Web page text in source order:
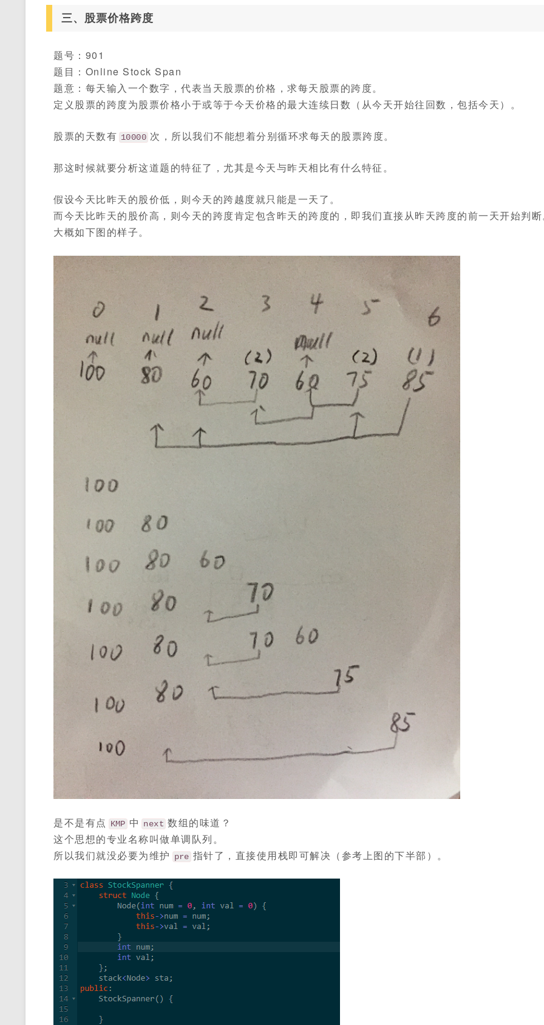
三、股票价格跨度
题号：901
题目：Online Stock Span
题意：每天输入一个数字，代表当天股票的价格，求每天股票的跨度。
定义股票的跨度为股票价格小于或等于今天价格的最大连续日数（从今天开始往回数，包括今天）。
股票的天数有 10000 次，所以我们不能想着分别循环求每天的股票跨度。
那这时候就要分析这道题的特征了，尤其是今天与昨天相比有什么特征。
假设今天比昨天的股价低，则今天的跨越度就只能是一天了。
而今天比昨天的股价高，则今天的跨度肯定包含昨天的跨度的，即我们直接从昨天跨度的前一天开始判
大概如下图的样子。
是不是有点 KMP 中 next 数组的味道？
这个思想的专业名称叫做单调队列。
所以我们就没必要为维护
pre 指针了，直接使用栈即可解决（参考上图的下半部）。